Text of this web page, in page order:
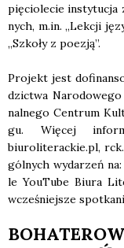
pię­cio­le­cie
nych, m.in. „Lek­cji
„Szko­ły z poezją”.
Pro­jekt jest
dzic­twa
nal­ne­go Cen­trum
gu. Wię­cej
biuroliterackie.pl,
gól­nych wyda­rzeń
le YouTu­be Biu­ra
wcze­śniej­sze